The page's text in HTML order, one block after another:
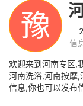
豫
信
欢迎来到河南专区,
河南洗浴,河南按摩,
信息,你也可以发布